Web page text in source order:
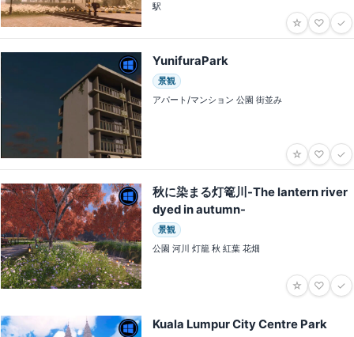
駅
☆ ♡ ✓
YunifuraPark
景観
アパート/マンション 公園 街並み
☆ ♡ ✓
秋に染まる灯篭川-The lantern river
dyed in autumn-
景観
公園 河川 灯籠 秋 紅葉 花畑
☆ ♡ ✓
Kuala Lumpur City Centre Park